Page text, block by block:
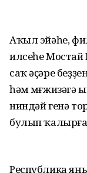
Аҡыл эйәһе,
илсеһе
саҡ әҫәре
һәм мөғжизәгә
ниндәй генә
булып
Республика